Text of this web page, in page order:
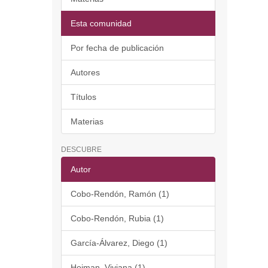
Esta comunidad
Por fecha de publicación
Autores
Títulos
Materias
DESCUBRE
Autor
Cobo-Rendón, Ramón (1)
Cobo-Rendón, Rubia (1)
García-Álvarez, Diego (1)